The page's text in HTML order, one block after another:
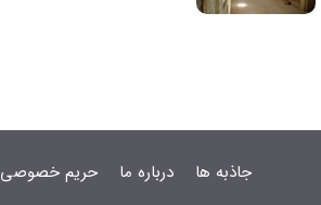
جاذبه ها درباره ما حریم خصوصی